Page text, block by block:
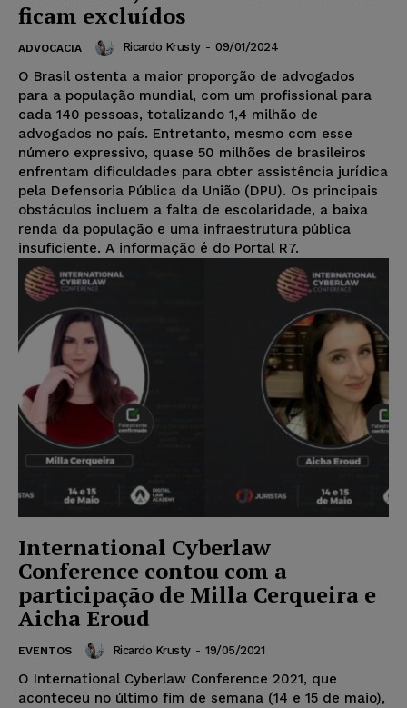
ficam excluídos
ADVOCACIA Ricardo Krusty - 09/01/2024
O Brasil ostenta a maior proporção de advogados
para a população mundial, com um profissional para
cada 140 pessoas, totalizando 1,4 milhão de
advogados no país. Entretanto, mesmo com esse
número expressivo, quase 50 milhões de brasileiros
enfrentam dificuldades para obter assistência jurídica
pela Defensoria Pública da União (DPU). Os principais
obstáculos incluem a falta de escolaridade, a baixa
renda da população e uma infraestrutura pública
insuficiente. A informação é do Portal R7.
International Cyberlaw
Conference contou com a
participação de Milla Cerqueira e
Aicha Eroud
EVENTOS Ricardo Krusty - 19/05/2021
O International Cyberlaw Conference 2021, que
aconteceu no último fim de semana (14 e 15 de maio),